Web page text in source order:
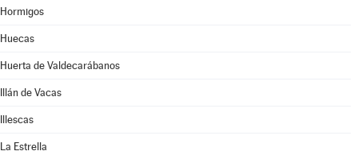
Hormigos
Huecas
Huerta de Valdecarábanos
Illán de Vacas
Illescas
La Estrella